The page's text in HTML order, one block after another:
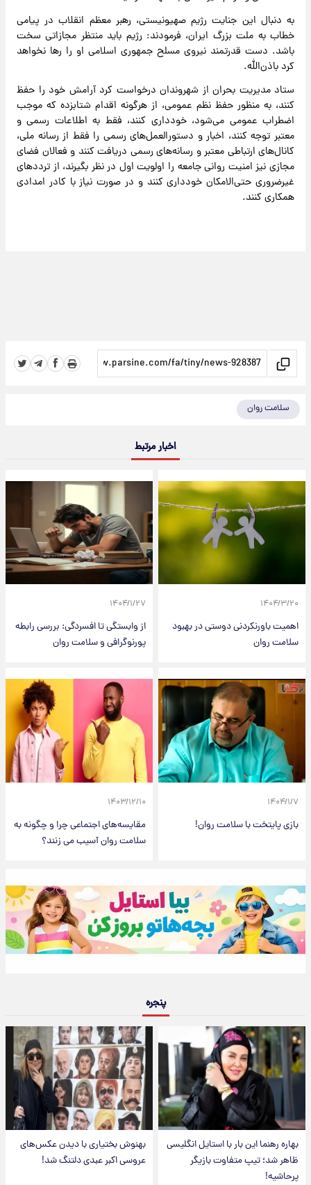
به دنبال این جنایت رژیم صهیونیستی، رهبر معظم انقلاب در پیامی
خطاب به ملت بزرگ ایران، فرمودند: رژیم باید منتظر مجازاتی سخت
باشد. دست قدرتمند نیروی مسلح جمهوری اسلامی او را رها نخواهد
کرد باذن‌الله.
ستاد مدیریت بحران از شهروندان درخواست کرد آرامش خود را حفظ
کنند، به منظور حفظ نظم عمومی، از هرگونه اقدام شتابزده که موجب
اضطراب عمومی می‌شود، خودداری کنند، فقط به اطلاعات رسمی و
معتبر توجه کنند، اخبار و دستورالعمل‌های رسمی را فقط از رسانه ملی،
کانال‌های ارتباطی معتبر و رسانه‌های رسمی دریافت کنند و فعالان فضای
مجازی نیز امنیت روانی جامعه را اولویت اول در نظر بگیرند، از ترددهای
غیرضروری حتی‌الامکان خودداری کنند و در صورت نیاز با کادر امدادی
همکاری کنند.
سلامت روان
اخبار مرتبط
۱۴۰۴/۳/۲۰
اهمیت باورنکردنی دوستی در بهبود
سلامت روان
۱۴۰۴/۱/۲۷
از وابستگی تا افسردگی: بررسی رابطه
پورنوگرافی و سلامت روان
۱۴۰۴/۱/۷
بازی پایتخت با سلامت روان!
۱۴۰۳/۱۲/۱۰
مقایسه‌های اجتماعی چرا و چگونه به
سلامت روان آسیب می زنند؟
پنجره
بهاره رهنما این بار با استایل انگلیسی
ظاهر شد؛ تیپ متفاوت بازیگر
پرحاشیه!
بهنوش بختیاری با دیدن عکس‌های
عروسی اکبر عبدی دلتنگ شد!